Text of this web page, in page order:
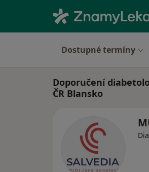
Dostupné termíny
Doporučení
ČR Blansko